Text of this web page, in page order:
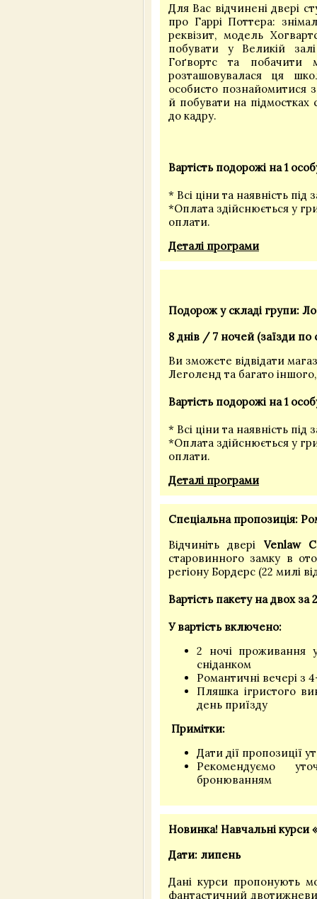
Для Вас відчинені двері
про Гаррі Поттера:
реквізит, модель
побувати у Великій
Гоґвортс та побачити
розташовувалася ця
особисто познайомитися
й побувати на
до кадру.
Вартість подорожі на 1
* Всі ціни та наявність під
*Оплата здійснюється у
оплати.
Деталі програми
Подорож у складі групи:
8 днів / 7 ночей (заїзди по
Ви зможете відвідати
Леголенд та багато
Вартість подорожі на 1
* Всі ціни та наявність під
*Оплата здійснюється у
оплати.
Деталі програми
Спеціальна пропозиція:
Відчиніть двері Venlaw
старовинного замку в
регіону Бордерс (22 милі
Вартість пакету на двох за
У вартість включено:
2 ночі проживання
сніданком
Романтичні вечері з
Пляшка ігристого
день приїзду
Примітки:
Дати дії пропозиції
Рекомендуємо
бронюванням
Новинка! Навчальні
Дати: липень
Дані курси пропонують
фантастичний